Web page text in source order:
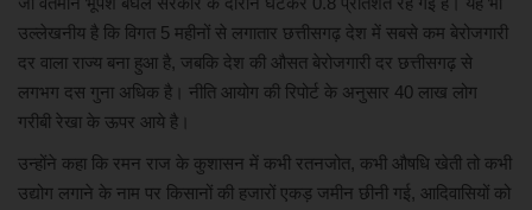
उल्लेखनीय है कि विगत 5 महीनों से लगातार छत्तीसगढ़ देश में सबसे कम बेरोजगारी
दर वाला राज्य बना हुआ है, जबकि देश की औसत बेरोजगारी दर छत्तीसगढ़ से
लगभग दस गुना अधिक है। नीति आयोग की रिपोर्ट के अनुसार 40 लाख लोग
गरीबी रेखा के ऊपर आये है।
उन्होंने कहा कि रमन राज के कुशासन में कभी रतनजोत, कभी औषधि खेती तो कभी
उद्योग लगाने के नाम पर किसानों की हजारों एकड़ जमीन छीनी गई, आदिवासियों को